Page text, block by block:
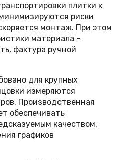
плитки к
риски
монтаж. При этом
материала –
фактура ручной
для крупных
измеряются
Производственная
обеспечивать
качеством,
графиков